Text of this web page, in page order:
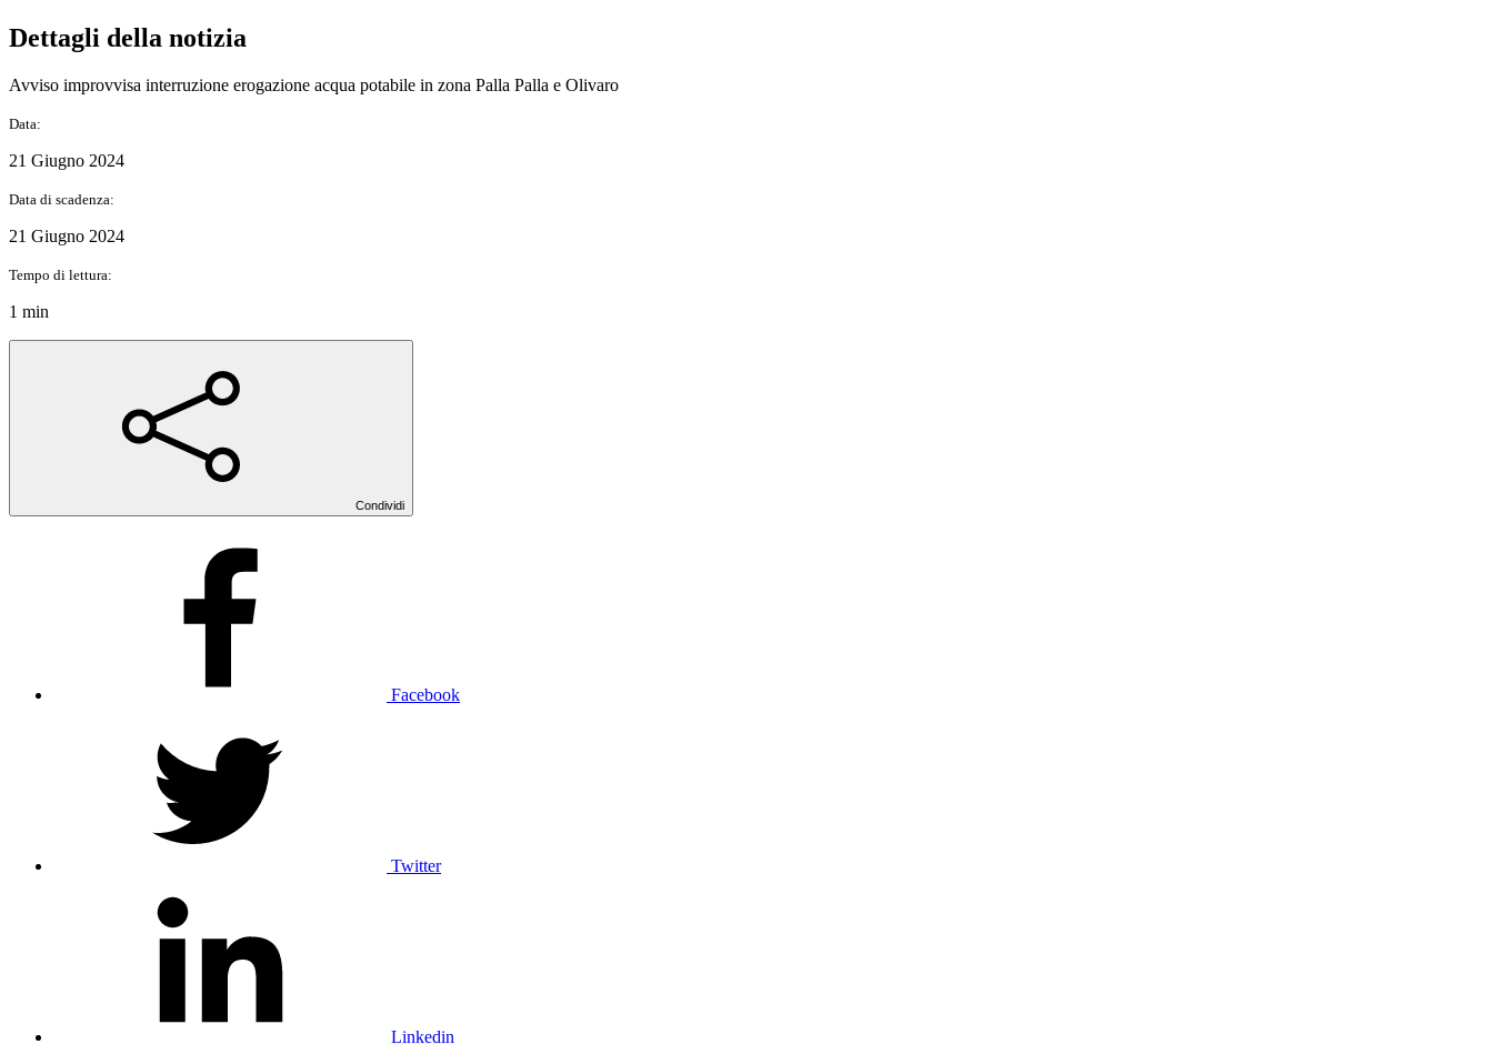
Dettagli della notizia
Avviso improvvisa interruzione erogazione acqua potabile in zona Palla Palla e Olivaro
Data:
21 Giugno 2024
Data di scadenza:
21 Giugno 2024
Tempo di lettura:
1 min
Condividi
Facebook
Twitter
Linkedin